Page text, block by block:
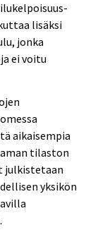
lisäksi
jonka
ei voitu
aikaisempia
tilaston
julkistetaan
yksikön